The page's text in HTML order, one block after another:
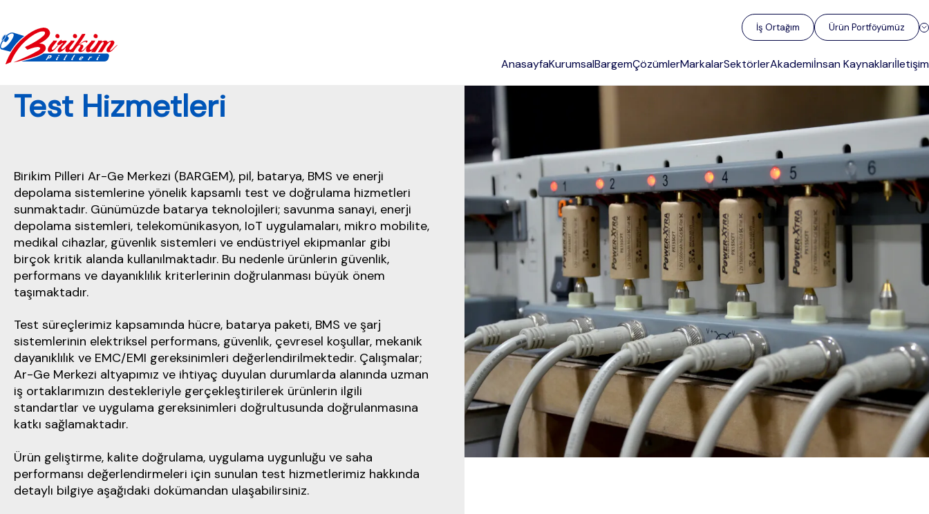
İş Ortağım Ürün Portföyümüz
AnasayfaKurumsalBargemÇözümlerMarkalarSektörlerAkademiİnsan Kaynaklarıİletişim
Test Hizmetleri
Birikim Pilleri Ar-Ge Merkezi (BARGEM), pil, batarya, BMS ve enerji
depolama sistemlerine yönelik kapsamlı test ve doğrulama hizmetleri
sunmaktadır. Günümüzde batarya teknolojileri; savunma sanayi, enerji
depolama sistemleri, telekomünikasyon, IoT uygulamaları, mikro mobilite,
medikal cihazlar, güvenlik sistemleri ve endüstriyel ekipmanlar gibi
birçok kritik alanda kullanılmaktadır. Bu nedenle ürünlerin güvenlik,
performans ve dayanıklılık kriterlerinin doğrulanması büyük önem
taşımaktadır.
Test süreçlerimiz kapsamında hücre, batarya paketi, BMS ve şarj
sistemlerinin elektriksel performans, güvenlik, çevresel koşullar, mekanik
dayanıklılık ve EMC/EMI gereksinimleri değerlendirilmektedir. Çalışmalar;
Ar-Ge Merkezi altyapımız ve ihtiyaç duyulan durumlarda alanında uzman
iş ortaklarımızın destekleriyle gerçekleştirilerek ürünlerin ilgili
standartlar ve uygulama gereksinimleri doğrultusunda doğrulanmasına
katkı sağlamaktadır.
Ürün geliştirme, kalite doğrulama, uygulama uygunluğu ve saha
performansı değerlendirmeleri için sunulan test hizmetlerimiz hakkında
detaylı bilgiye aşağıdaki dokümandan ulaşabilirsiniz.